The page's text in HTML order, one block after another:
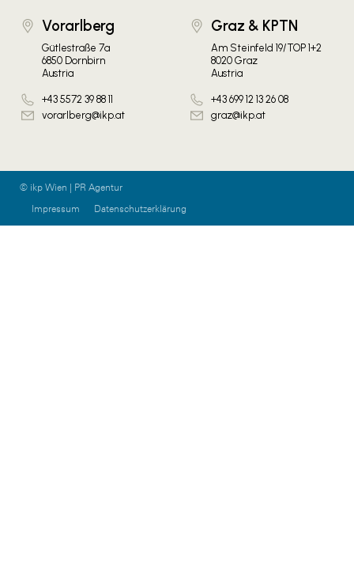
Vorarlberg
Gütlestraße 7a
6850 Dornbirn
Austria
+43 5572 39 88 11
vorarlberg@ikp.at
Graz & KPTN
Am Steinfeld 19/TOP 1+2
8020 Graz
Austria
+43 699 12 13 26 08
graz@ikp.at
© ikp Wien | PR Agentur
Impressum
Datenschutzerklärung